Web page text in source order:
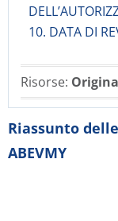
10. DATA DI
Risorse:
Riassunto
ABEVMY